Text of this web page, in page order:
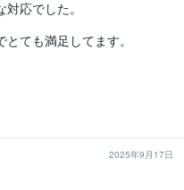
応でした。
ても満足してます。
2025年9月17日